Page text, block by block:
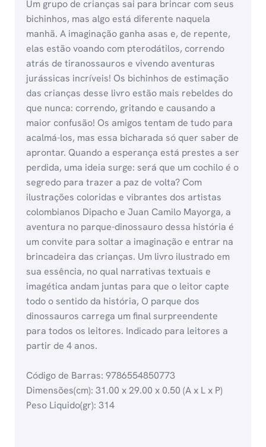
Um grupo de crianças sai para brincar com seus
bichinhos, mas algo está diferente naquela
manhã. A imaginação ganha asas e, de repente,
elas estão voando com pterodátilos, correndo
atrás de tiranossauros e vivendo aventuras
jurássicas incríveis! Os bichinhos de estimação
das crianças desse livro estão mais rebeldes do
que nunca: correndo, gritando e causando a
maior confusão! Os amigos tentam de tudo para
acalmá-los, mas essa bicharada só quer saber de
aprontar. Quando a esperança está prestes a ser
perdida, uma ideia surge: será que um cochilo é o
segredo para trazer a paz de volta? Com
ilustrações coloridas e vibrantes dos artistas
colombianos Dipacho e Juan Camilo Mayorga, a
aventura no parque-dinossauro dessa história é
um convite para soltar a imaginação e entrar na
brincadeira das crianças. Um livro ilustrado em
sua essência, no qual narrativas textuais e
imagética andam juntas para que o leitor capte
todo o sentido da história, O parque dos
dinossauros carrega um final surpreendente
para todos os leitores. Indicado para leitores a
partir de 4 anos.
Código de Barras: 9786554850773
Dimensões(cm): 31.00 x 29.00 x 0.50 (A x L x P)
Peso Liquido(gr): 314